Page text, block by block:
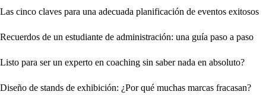
Las cinco claves para una adecuada planificación de eventos exitosos
Recuerdos de un estudiante de administración: una guía paso a paso
Listo para ser un experto en coaching sin saber nada en absoluto?
Diseño de stands de exhibición: ¿Por qué muchas marcas fracasan?